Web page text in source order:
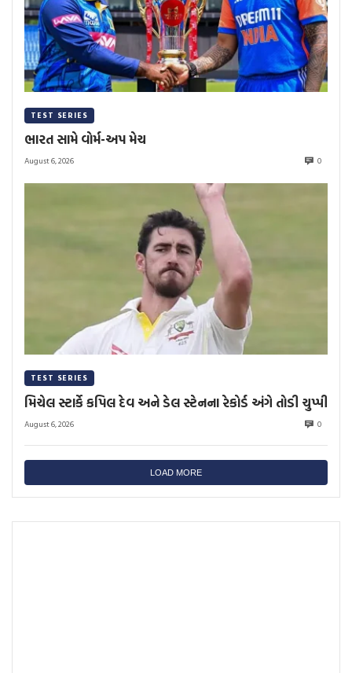
TEST SERIES
ભારત સામે વોર્મ-અપ મેચ
August 6, 2026 0
TEST SERIES
મિચેલ સ્ટાર્કે કપિલ દેવ અને ડેલ સ્ટેનના રેકોર્ડ અંગે તોડી ચુપ્પી
August 6, 2026 0
LOAD MORE